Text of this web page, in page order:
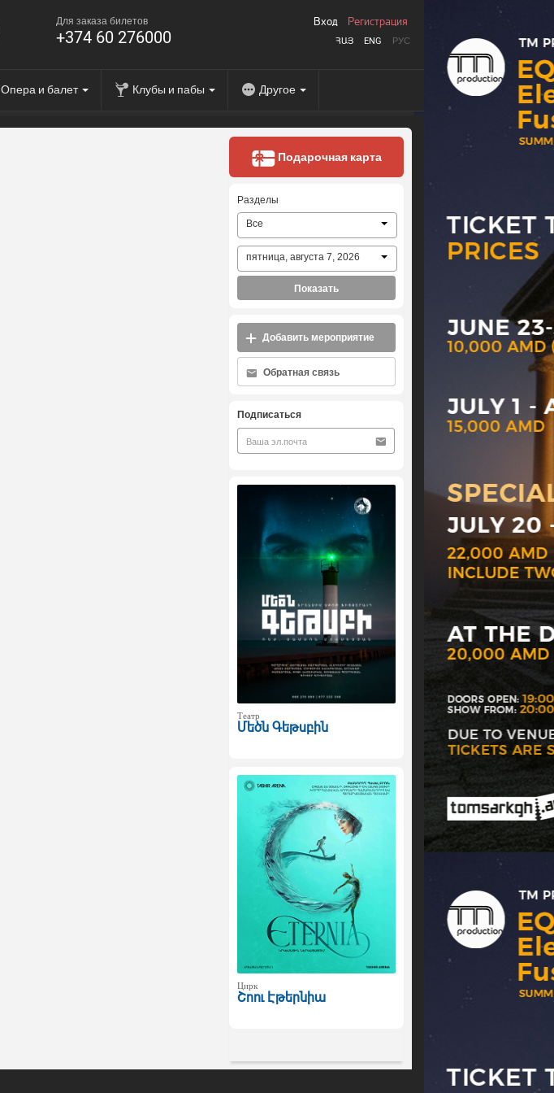
Для заказа билетов
+374 60 276000 ՀԱՅ ENG РУС
Вход Регистрация
Опера и балет Клубы и пабы Другое
Подарочная карта
Разделы
Все
пятница, августа 7, 2026
Показать
Добавить мероприятие
Обратная связь
Подписаться
Театр
Մեծն Գեթսբին
Цирк
Շոու Էթերնիա